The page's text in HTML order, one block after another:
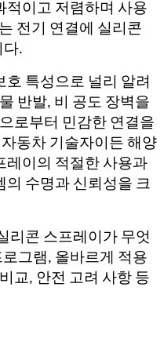
적이고 저렴하며 사용
전기 연결에 실리콘
다.
특성으로 널리 알려
반발, 비 공도 장벽을
로부터 민감한 연결을
동차 기술자이든 해양
레이의 적절한 사용과
의 수명과 신뢰성을 크
리콘 스프레이가 무엇
그램, 올바르게 적용
교, 안전 고려 사항 등